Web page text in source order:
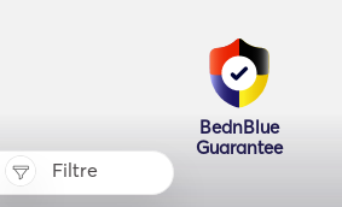
Filtre
BednBlue
Guarantee